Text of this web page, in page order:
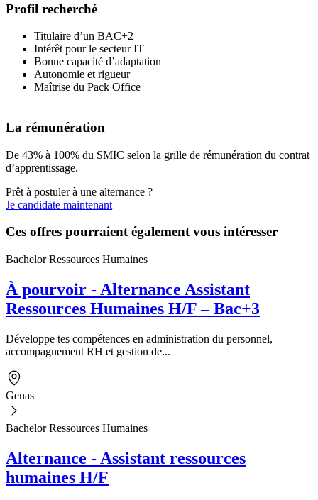
Profil recherché
Titulaire d’un BAC+2
Intérêt pour le secteur IT
Bonne capacité d’adaptation
Autonomie et rigueur
Maîtrise du Pack Office
La rémunération
De 43% à 100% du SMIC selon la grille de rémunération du contrat
d’apprentissage.
Prêt à postuler à une alternance ?
Je candidate maintenant
Ces offres pourraient également vous intéresser
Bachelor Ressources Humaines
À pourvoir - Alternance Assistant
Ressources Humaines H/F – Bac+3
Développe tes compétences en administration du personnel,
accompagnement RH et gestion de...
Genas
Bachelor Ressources Humaines
Alternance - Assistant ressources
humaines H/F